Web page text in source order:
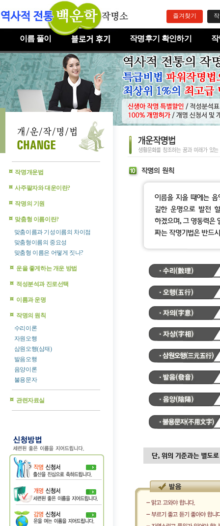
즐겨찾기
이름 풀이 작명후기 확인하기
작명개운법
사주팔자와 대운이란?
작명의 기원
맞춤형 이름이란?
맞춤이름과 기성이름의 차이점
맞춤형이름의 중요성
맞춤형 이름은 어떻게 짓나?
운을 좋게하는 개운 방법
적성분석과 진로선택
이름과 운명
작명의 원칙
수리이론
자원오행
삼원오행(삼재)
발음오행
음양이론
불용문자
관련자료실